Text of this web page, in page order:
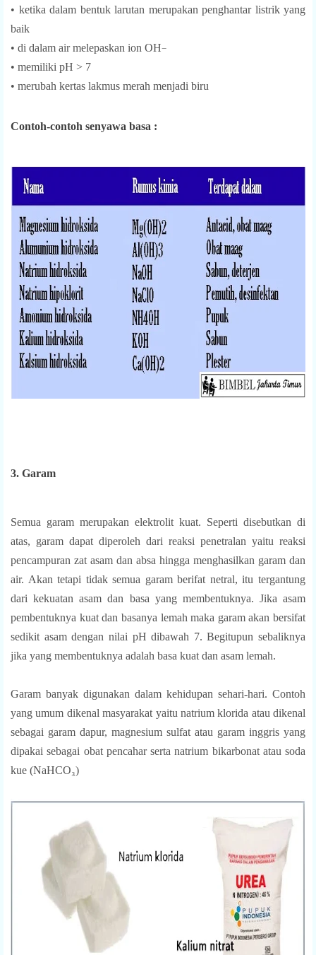
• ketika dalam bentuk larutan merupakan penghantar listrik yang
baik
• di dalam air melepaskan ion OH−
• memiliki pH > 7
• merubah kertas lakmus merah menjadi biru
Contoh-contoh senyawa basa :
3. Garam
Semua garam merupakan elektrolit kuat. Seperti disebutkan di
atas, garam dapat diperoleh dari reaksi penetralan yaitu reaksi
pencampuran zat asam dan absa hingga menghasilkan garam dan
air. Akan tetapi tidak semua garam berifat netral, itu tergantung
dari kekuatan asam dan basa yang membentuknya. Jika asam
pembentuknya kuat dan basanya lemah maka garam akan bersifat
sedikit asam dengan nilai pH dibawah 7. Begitupun sebaliknya
jika yang membentuknya adalah basa kuat dan asam lemah.
Garam banyak digunakan dalam kehidupan sehari-hari. Contoh
yang umum dikenal masyarakat yaitu natrium klorida atau dikenal
sebagai garam dapur, magnesium sulfat atau garam inggris yang
dipakai sebagai obat pencahar serta natrium bikarbonat atau soda
kue (NaHCO₃)